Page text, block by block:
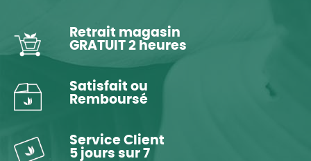
Retrait magasin
GRATUIT 2 heures
Satisfait ou
Remboursé
Service Client
5 jours sur 7